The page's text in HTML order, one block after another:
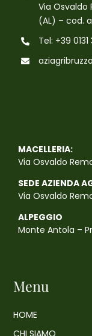
Via Osvaldo
(AL) – cod.
Tel: +39 0131
MACELLERIA:
Via Osvaldo
SEDE AZIENDA
Via Osvaldo
ALPEGGIO
Monte Antola –
Menu
HOME
CHI SIAMO